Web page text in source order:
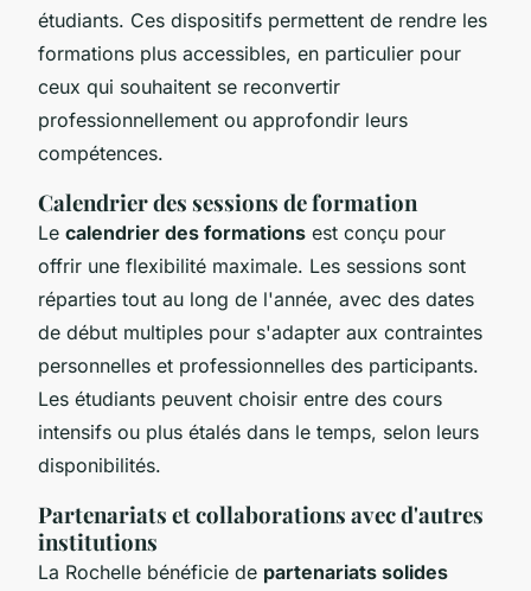
étudiants. Ces dispositifs permettent de rendre les
formations plus accessibles, en particulier pour
ceux qui souhaitent se reconvertir
professionnellement ou approfondir leurs
compétences.
Calendrier des sessions de formation
Le calendrier des formations est conçu pour
offrir une flexibilité maximale. Les sessions sont
réparties tout au long de l'année, avec des dates
de début multiples pour s'adapter aux contraintes
personnelles et professionnelles des participants.
Les étudiants peuvent choisir entre des cours
intensifs ou plus étalés dans le temps, selon leurs
disponibilités.
Partenariats et collaborations avec d'autres
institutions
La Rochelle bénéficie de partenariats solides